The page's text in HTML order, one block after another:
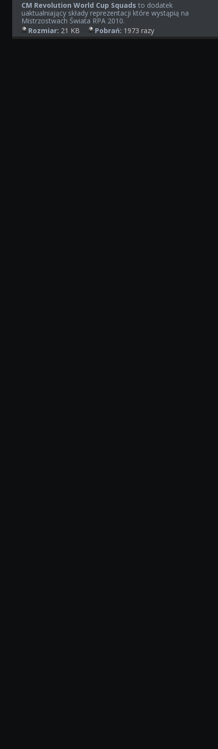
CM Revolution World Cup Squads to dodatek
uaktualniający składy reprezentacji które wystąpią na
Mistrzostwach Świata RPA 2010.
Rozmiar: 21 KB Pobrań: 1973 razy